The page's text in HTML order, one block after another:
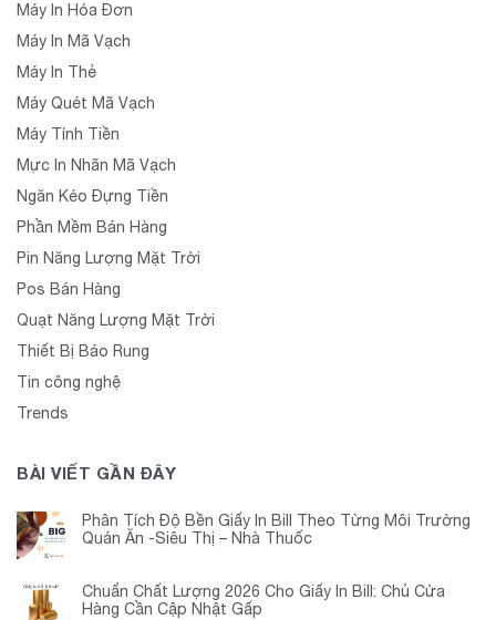
Máy In Hóa Đơn
Máy In Mã Vạch
Máy In Thẻ
Máy Quét Mã Vạch
Máy Tính Tiền
Mực In Nhãn Mã Vạch
Ngăn Kéo Đựng Tiền
Phần Mềm Bán Hàng
Pin Năng Lượng Mặt Trời
Pos Bán Hàng
Quạt Năng Lượng Mặt Trời
Thiết Bị Báo Rung
Tin công nghệ
Trends
BÀI VIẾT GẦN ĐÂY
Phân Tích Độ Bền Giấy In Bill Theo Từng Môi Trường
Quán Ăn -Siêu Thị – Nhà Thuốc
Chuẩn Chất Lượng 2026 Cho Giấy In Bill: Chủ Cửa
Hàng Cần Cập Nhật Gấp